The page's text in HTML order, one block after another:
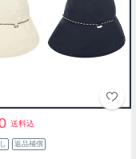
送料込
返品補償